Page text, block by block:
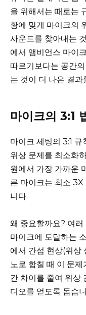
을 위해서는 때로는
황에 맞게 마이크의
사운드를 찾아내는
에서 앰비언스 마이
따르기보다는 공간
는 것이 더 나은 결
마이크의 3:1
마이크 세팅의 3:1
위상 문제를 최소화
원에서 가장 가까운
른 마이크는 최소
니다.
왜 중요할까요? 여
마이크에 도달하는
에서 간섭 현상(위상
노로 합칠 때 이 문
간 차이를 줄여 위상
디오를 얻도록 돕습